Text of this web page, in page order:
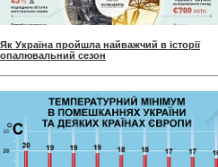
Як Україна пройшла найважчий в історії
опалювальний сезон